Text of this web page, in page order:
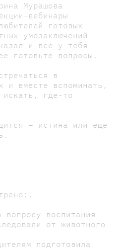
Мурашова
вебинары
готовых
умозаключений
и все у тебя
готовьте вопросы.
в
и вместе вспоминать,
где-то
– истина или еще
воспитания
от животного
подготовила